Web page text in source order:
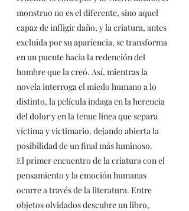
monstruo no es el diferente, sino aquel
capaz de infligir daño, y la criatura, antes
excluida por su apariencia, se transforma
en un puente hacia la redención del
hombre que la creó. Así, mientras la
novela interroga el miedo humano a lo
distinto, la película indaga en la herencia
del dolor y en la tenue línea que separa
víctima y victimario, dejando abierta la
posibilidad de un final más luminoso.
El primer encuentro de la criatura con el
pensamiento y la emoción humanas
ocurre a través de la literatura. Entre
objetos olvidados descubre un libro,